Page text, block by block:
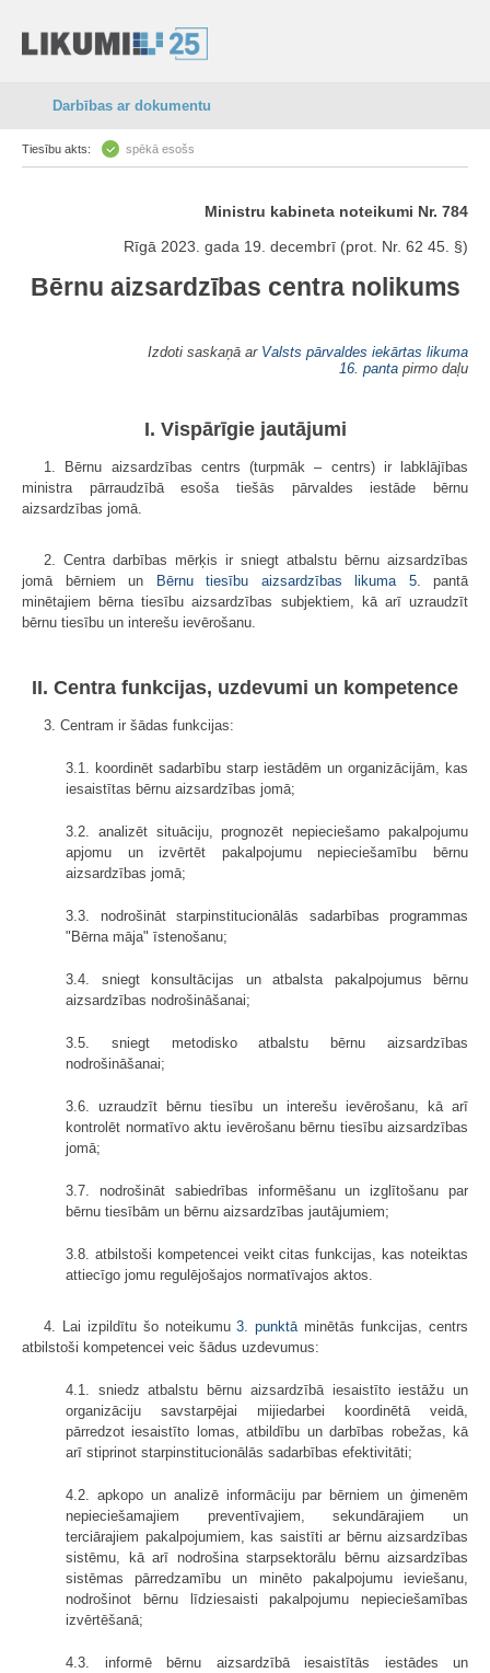
Darbības ar dokumentu
Tiesību akts: spēkā esošs
Ministru kabineta noteikumi Nr. 784
Rīgā 2023. gada 19. decembrī (prot. Nr. 62 45. §)
Bērnu aizsardzības centra nolikums
Izdoti saskaņā ar Valsts pārvaldes iekārtas likuma
16. panta pirmo daļu
I. Vispārīgie jautājumi
1. Bērnu aizsardzības centrs (turpmāk – centrs) ir labklājības
ministra pārraudzībā esoša tiešās pārvaldes iestāde bērnu
aizsardzības jomā.
2. Centra darbības mērķis ir sniegt atbalstu bērnu aizsardzības
jomā bērniem un Bērnu tiesību aizsardzības likuma 5.
pantā
minētajiem bērna tiesību aizsardzības subjektiem, kā arī uzraudzīt
bērnu tiesību un interešu ievērošanu.
II. Centra funkcijas, uzdevumi un kompetence
3. Centram ir šādas funkcijas:
3.1. koordinēt sadarbību starp iestādēm un organizācijām, kas
iesaistītas bērnu aizsardzības jomā;
3.2. analizēt situāciju, prognozēt nepieciešamo pakalpojumu
apjomu un izvērtēt pakalpojumu nepieciešamību bērnu
aizsardzības jomā;
3.3. nodrošināt starpinstitucionālās sadarbības programmas
"Bērna māja" īstenošanu;
3.4. sniegt konsultācijas un atbalsta pakalpojumus bērnu
aizsardzības nodrošināšanai;
3.5. sniegt metodisko atbalstu bērnu aizsardzības
nodrošināšanai;
3.6. uzraudzīt bērnu tiesību un interešu ievērošanu, kā arī
kontrolēt normatīvo aktu ievērošanu bērnu tiesību aizsardzības
jomā;
3.7. nodrošināt sabiedrības informēšanu un izglītošanu par
bērnu tiesībām un bērnu aizsardzības jautājumiem;
3.8. atbilstoši kompetencei veikt citas funkcijas, kas noteiktas
attiecīgo jomu regulējošajos normatīvajos aktos.
4. Lai izpildītu šo noteikumu3. punktāminētās funkcijas, centrs
atbilstoši kompetencei veic šādus uzdevumus:
4.1. sniedz atbalstu bērnu aizsardzībā iesaistīto iestāžu un
organizāciju savstarpējai mijiedarbei koordinētā veidā,
pārredzot iesaistīto lomas, atbildību un darbības robežas, kā
arī stiprinot starpinstitucionālās sadarbības efektivitāti;
4.2. apkopo un analizē informāciju par bērniem un ģimenēm
nepieciešamajiem preventīvajiem, sekundārajiem un
terciārajiem pakalpojumiem, kas saistīti ar bērnu aizsardzības
sistēmu, kā arī nodrošina starpsektorālu bērnu aizsardzības
sistēmas pārredzamību un minēto pakalpojumu ieviešanu,
nodrošinot bērnu līdziesaisti pakalpojumu nepieciešamības
izvērtēšanā;
4.3. informē bērnu aizsardzībā iesaistītās iestādes un